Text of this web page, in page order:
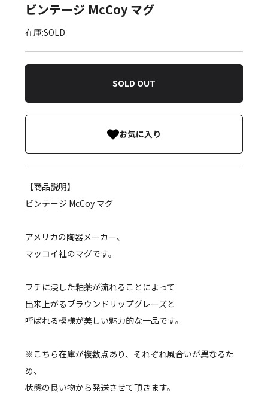
ビンテージ McCoy マグ
在庫:SOLD
SOLD OUT
お気に入り
【商品説明】
ビンテージ McCoy マグ
アメリカの陶器メーカー、
マッコイ社のマグです。
フチに浸した釉薬が流れることによって
出来上がるブラウンドリップグレーズと
呼ばれる模様が美しい魅力的な一品です。
※こちら在庫が複数点あり、それぞれ風合いが異なるた
め、
状態の良い物から発送させて頂きます。